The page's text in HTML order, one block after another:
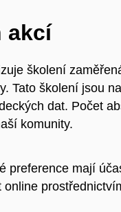
akcí
školení
Tato školení jsou
dat. Počet
komunity.
preference mají